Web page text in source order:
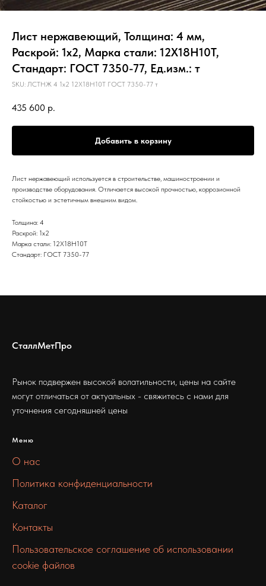
Лист нержавеющий, Толщина: 4 мм,
Раскрой: 1х2, Марка стали: 12Х18Н10Т,
Стандарт: ГОСТ 7350-77, Ед.изм.: т
SKU: ЛСТНЖ 4 1х2 12Х18Н10Т ГОСТ 7350-77 т
435 600 р.
Добавить в корзину
Лист нержавеющий используется в строительстве, машиностроении и
производстве оборудования. Отличается высокой прочностью, коррозионной
стойкостью и эстетичным внешним видом.
Толщина: 4
Раскрой: 1х2
Марка стали: 12Х18Н10Т
Стандарт: ГОСТ 7350-77
СталлМетПро
Рынок подвержен высокой волатильности, цены на сайте
могут отличаться от актуальных - свяжитесь с нами для
уточнения сегодняшней цены
Меню
О нас
Политика конфиденциальности
Каталог
Контакты
Пользовательское соглашение об использовании
cookie файлов